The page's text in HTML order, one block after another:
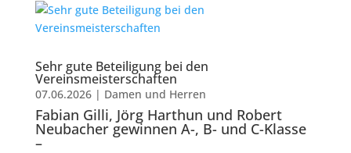
Sehr gute Beteiligung bei den
Vereinsmeisterschaften
07.06.2026| Damen und Herren
Fabian Gilli, Jörg Harthun und Robert
Neubacher gewinnen A-, B- und C-Klasse
–